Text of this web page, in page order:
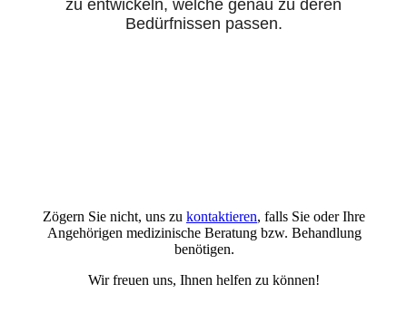
zu entwickeln, welche genau zu deren
Bedürfnissen passen.
Zögern Sie nicht, uns zu kontaktieren, falls Sie oder Ihre
Angehörigen medizinische Beratung bzw. Behandlung
benötigen.
Wir freuen uns, Ihnen helfen zu können!